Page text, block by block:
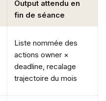
Output attendu en
fin de séance
Liste nommée des
actions owner ×
deadline, recalage
trajectoire du mois